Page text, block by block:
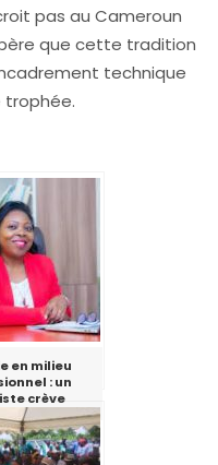
pas au Cameroun
que cette tradition
technique
trophée.
en milieu
: un
crève
au